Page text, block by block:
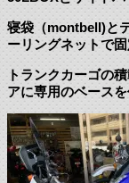
寝袋（montbell)と
ーリングネットで
トランクカーゴの
アに専用のベース